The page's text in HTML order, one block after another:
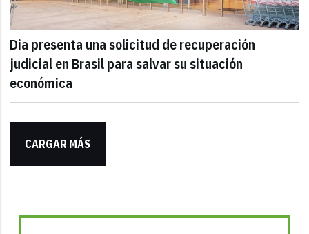
Dia presenta una solicitud de recuperación
judicial en Brasil para salvar su situación
económica
CARGAR MÁS